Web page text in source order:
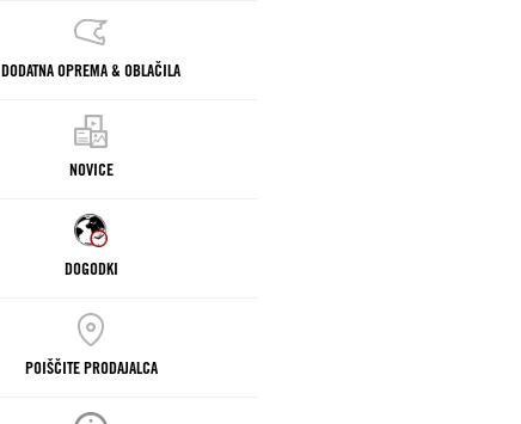
DODATNA OPREMA & OBLAČILA
NOVICE
DOGODKI
POIŠČITE PRODAJALCA